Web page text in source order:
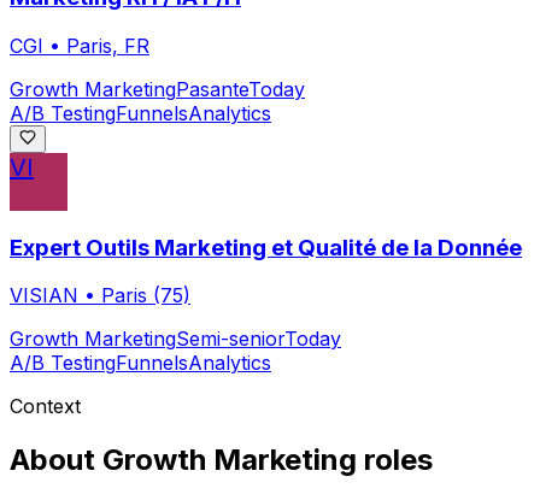
CGI • Paris, FR
Growth MarketingPasanteToday
A/B TestingFunnelsAnalytics
VI
Expert Outils Marketing et Qualité de la Donnée
VISIAN • Paris (75)
Growth MarketingSemi-seniorToday
A/B TestingFunnelsAnalytics
Context
About Growth Marketing roles